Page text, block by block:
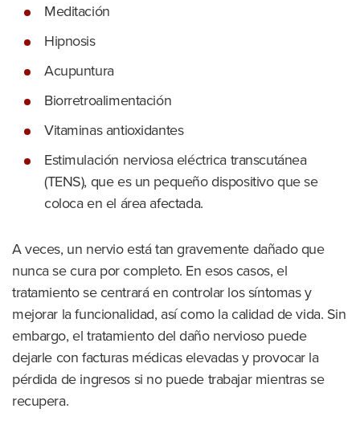
Meditación
Hipnosis
Acupuntura
Biorretroalimentación
Vitaminas antioxidantes
Estimulación nerviosa eléctrica transcutánea
(TENS), que es un pequeño dispositivo que se
coloca en el área afectada.
A veces, un nervio está tan gravemente dañado que
nunca se cura por completo. En esos casos, el
tratamiento se centrará en controlar los síntomas y
mejorar la funcionalidad, así como la calidad de vida. Sin
embargo, el tratamiento del daño nervioso puede
dejarle con facturas médicas elevadas y provocar la
pérdida de ingresos si no puede trabajar mientras se
recupera.